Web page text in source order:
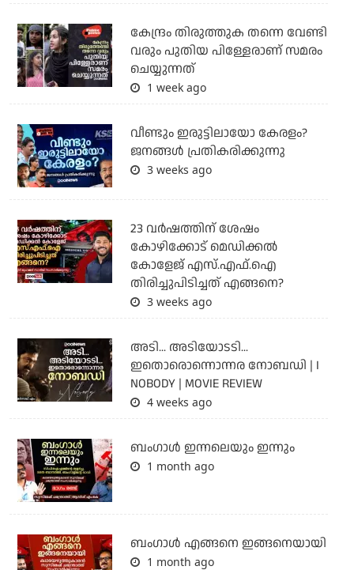
കേന്ദ്രം തിരുത്തുക തന്നെ വേണ്ടി
വരും പുതിയ പിള്ളേരാണ് സമരം
ചെയ്യുന്നത്
1 week ago
വീണ്ടും ഇരുട്ടിലായോ കേരളം?
ജനങ്ങൾ പ്രതികരിക്കുന്നു
3 weeks ago
23 വർഷത്തിന് ശേഷം
കോഴിക്കോട് മെഡിക്കൽ
കോളേജ് എസ്.എഫ്.ഐ
തിരിച്ചുപിടിച്ചത് എങ്ങനെ?
3 weeks ago
അടി... അടിയോടടി...
ഇതൊരൊന്നൊന്നര നോബഡി | I
NOBODY | MOVIE REVIEW
4 weeks ago
ബംഗാള്‍ ഇന്നലെയും ഇന്നും
1 month ago
ബം​ഗാൾ എങ്ങനെ ഇങ്ങനെയായി
1 month ago